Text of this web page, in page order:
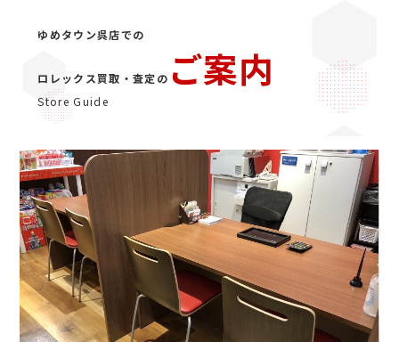
ゆめタウン呉店での
ロレックス買取・査定の ご案内
Store Guide